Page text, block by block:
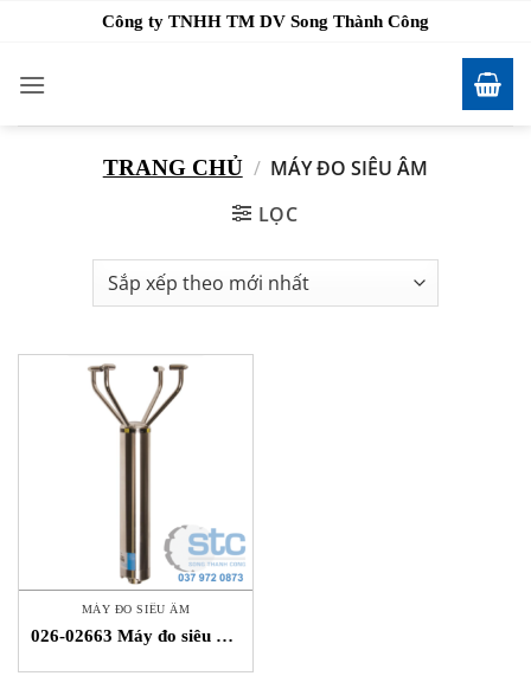
nội
dung
Công ty TNHH TM DV Song Thành Công
TRANG CHỦ / MÁY ĐO SIÊU ÂM
LỌC
MÁY ĐO SIÊU ÂM
026-02663 Máy đo siêu âm